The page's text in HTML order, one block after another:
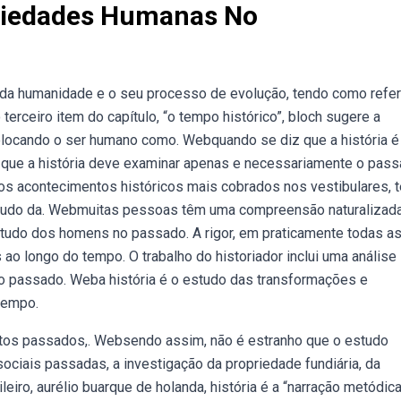
Humanas No
humanidade e o seu processo de evolução, tendo como
item do capítulo, “o tempo histórico”, bloch sugere a
o ser humano como. Webquando se diz que a história
a história deve examinar apenas e necessariamente o
acontecimentos históricos mais cobrados nos vestibulares,
da. Webmuitas pessoas têm uma compreensão
dos homens no passado. A rigor, em praticamente todas
longo do tempo. O trabalho do historiador inclui uma análise
Weba história é o estudo das transformações e
passados,. Websendo assim, não é estranho que o estudo
passadas, a investigação da propriedade fundiária, da
aurélio buarque de holanda, história é a “narração